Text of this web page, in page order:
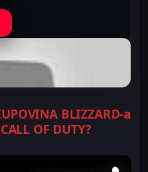
BLIZZARD-a
OF DUTY?